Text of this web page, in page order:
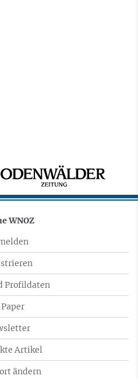
WNOZ
Profildaten
Artikel
ändern